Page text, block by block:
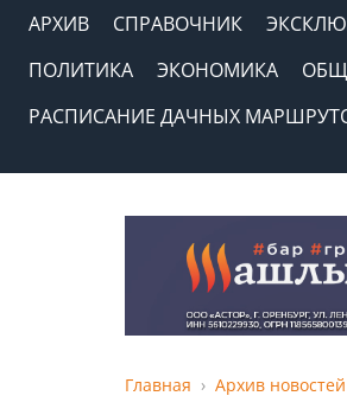
АРХИВ СПРАВОЧНИК
ПОЛИТИКА
ЭКОНОМИКА
РАСПИСАНИЕ ДАЧНЫХ
Главная Архив новостей